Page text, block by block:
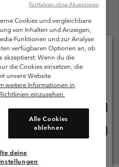
GmbH. Moosfeldstraße 1, 5101
Rechte vorbehalten.
Verkaufsbedingungen
Garantie
des Mitglieder Programms
Inhalte
& 14:00- 18:00 Uhr
Cookies und vergleichbare
von Inhalten und Anzeigen,
Funktionen und zur Analyse
verfügbaren Optionen an, ob
akzeptierst. Wenn du die
die Cookies einsetzen, die
unsere Website
weitere Informationen in
einzusehen.
Alle Cookies
ablehnen
deine
Fortfahren ohne Akzeptieren
und Ihre Sprache
verfügbar
Anzeigen